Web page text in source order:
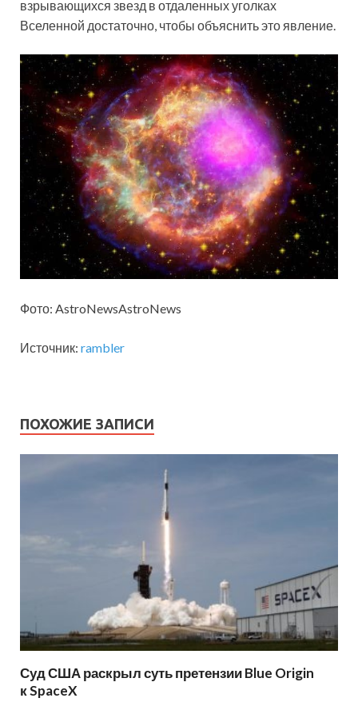
взрывающихся звезд в отдаленных уголках
Вселенной достаточно, чтобы объяснить это явление.
Фото: AstroNewsAstroNews
Источник: rambler
ПОХОЖИЕ ЗАПИСИ
Суд США раскрыл суть претензии Blue Origin
к SpaceX